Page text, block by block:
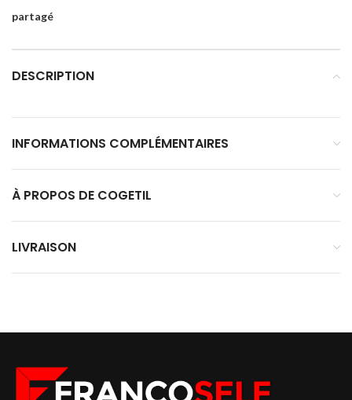
partagé
DESCRIPTION
INFORMATIONS COMPLÉMENTAIRES
À PROPOS DE COGETIL
LIVRAISON